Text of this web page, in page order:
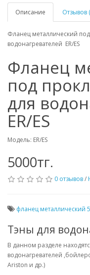
Описание Отзывов
Фланец металлический
водонагревателей ER/ES
Фланец
под
для
ER/ES
Модель: ER/ES
5000тг.
0 отзывов/
фланец металлический
Тэны для
В данном разделе
водонагревателей
Ariston и др.)